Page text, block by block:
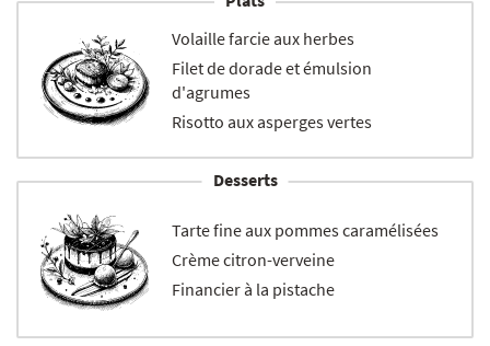
Volaille farcie aux herbes
Filet de dorade et émulsion
d'agrumes
Risotto aux asperges vertes
Desserts
Tarte fine aux pommes caramélisées
Crème citron-verveine
Financier à la pistache